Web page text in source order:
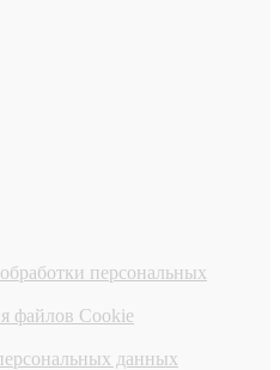
персональных
файлов Cookie
данных